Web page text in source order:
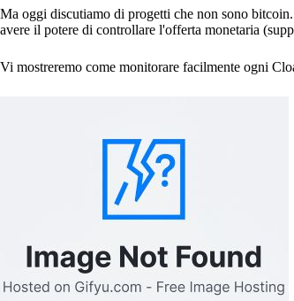
Ma oggi discutiamo di progetti che non sono
avere il potere di controllare l'offerta monetaria
Vi mostreremo come monitorare facilmente ogni